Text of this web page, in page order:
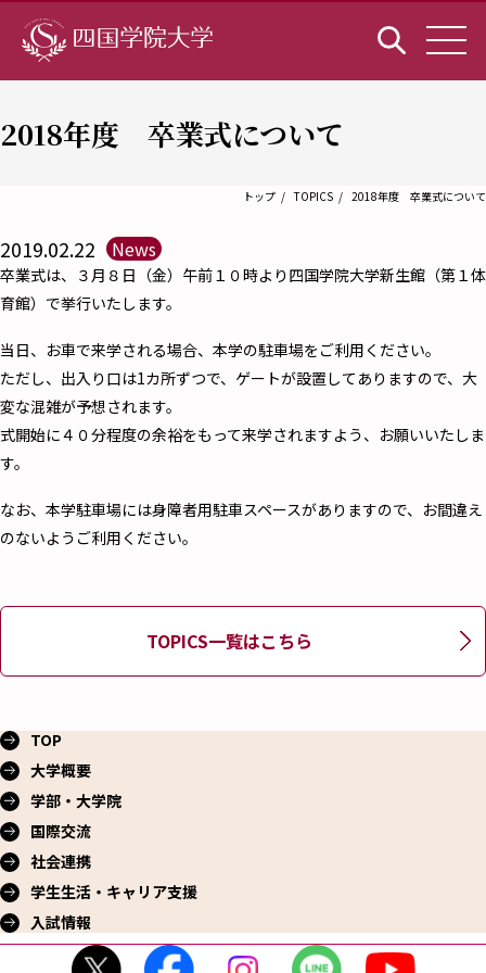
2018年度 卒業式について
トップ TOPICS 2018年度 卒業式について
2019.02.22 News
卒業式は、３月８日（金）午前１０時より四国学院大学新生館（第１体
育館）で挙行いたします。
当日、お車で来学される場合、本学の駐車場をご利用ください。
ただし、出入り口は1カ所ずつで、ゲートが設置してありますので、大
変な混雑が予想されます。
式開始に４０分程度の余裕をもって来学されますよう、お願いいたしま
す。
なお、本学駐車場には身障者用駐車スペースがありますので、お間違え
のないようご利用ください。
TOPICS一覧はこちら
TOP
大学概要
学部・大学院
国際交流
社会連携
学生生活・ キャリア支援
入試情報